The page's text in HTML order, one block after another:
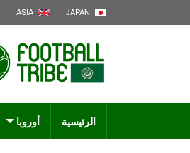
JAPAN
ASIA
الرئيسية أوروبا